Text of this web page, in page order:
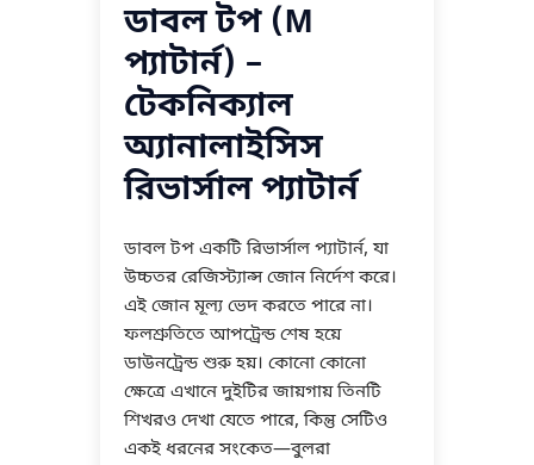
ডাবল টপ (M
প্যাটার্ন) –
টেকনিক্যাল
অ্যানালাইসিস
রিভার্সাল প্যাটার্ন
ডাবল টপ একটি রিভার্সাল প্যাটার্ন, যা
উচ্চতর রেজিস্ট্যান্স জোন নির্দেশ করে।
এই জোন মূল্য ভেদ করতে পারে না।
ফলশ্রুতিতে আপট্রেন্ড শেষ হয়ে
ডাউনট্রেন্ড শুরু হয়। কোনো কোনো
ক্ষেত্রে এখানে দুইটির জায়গায় তিনটি
শিখরও দেখা যেতে পারে, কিন্তু সেটিও
একই ধরনের সংকেত—বুলরা